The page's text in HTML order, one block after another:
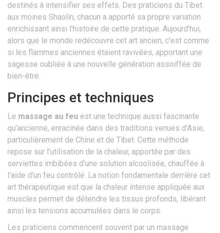
destinés à intensifier ses effets. Des praticiens du Tibet
aux moines Shaolin, chacun a apporté sa propre variation
enrichissant ainsi l'histoire de cette pratique. Aujourd'hui,
alors que le monde redécouvre cet art ancien, c'est comme
si les flammes anciennes étaient ravivées, apportant une
sagesse oubliée à une nouvelle génération assoiffée de
bien-être.
Principes et techniques
Le massage au feu est une technique aussi fascinante
qu’ancienne, enracinée dans des traditions venues d'Asie,
particulièrement de Chine et de Tibet. Cette méthode
repose sur l’utilisation de la chaleur, apportée par des
serviettes imbibées d’une solution alcoolisée, chauffée à
l'aide d'un feu contrôlé. La notion fondamentale derrière cet
art thérapeutique est que la chaleur intense appliquée aux
muscles permet de détendre les tissus profonds, libérant
ainsi les tensions accumulées dans le corps.
Les praticiens commencent souvent par un massage